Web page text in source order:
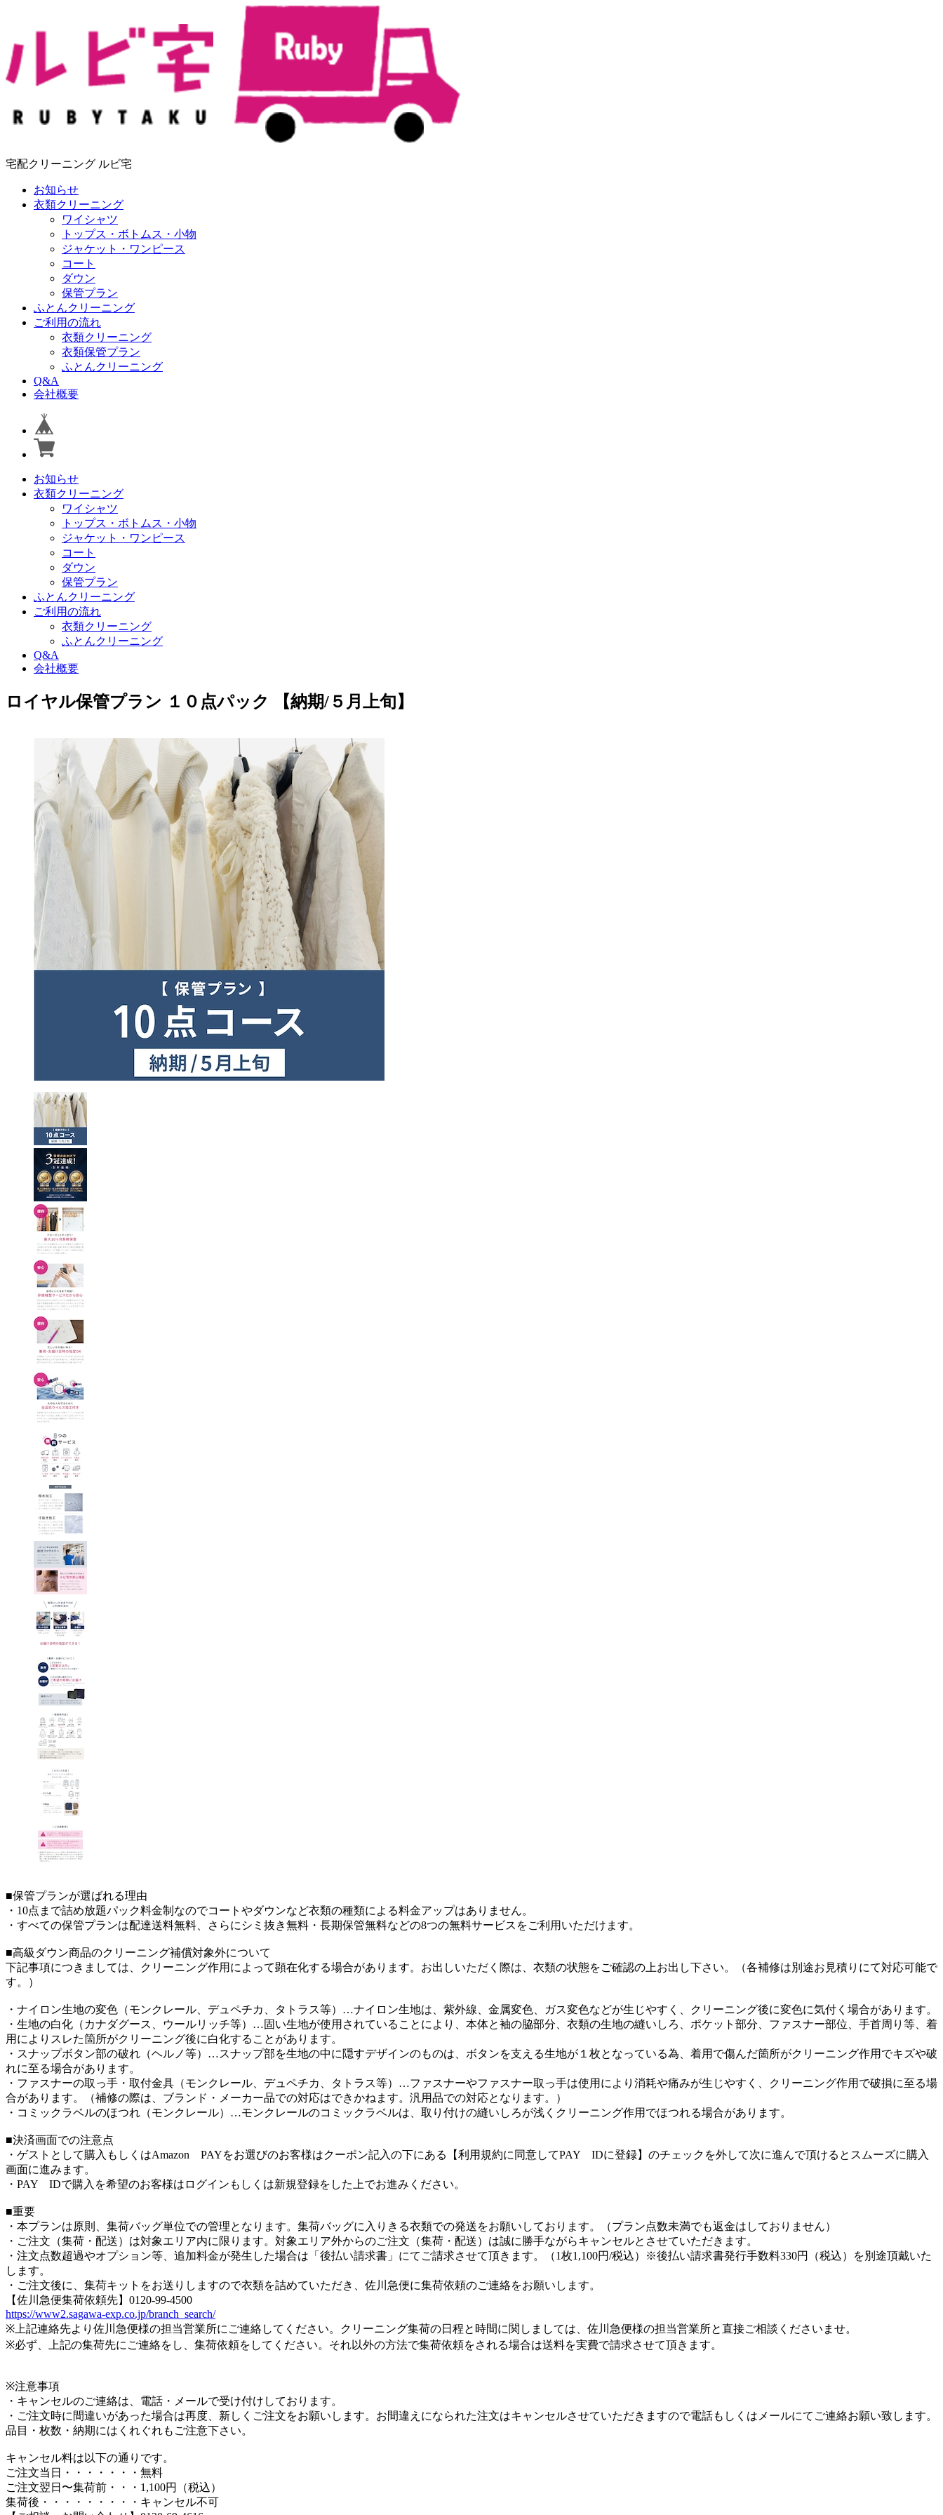
宅配クリーニング ルビ宅
お知らせ
衣類クリーニング
ワイシャツ
トップス・ボトムス・小物
ジャケット・ワンピース
コート
ダウン
保管プラン
ふとんクリーニング
ご利用の流れ
衣類クリーニング
衣類保管プラン
ふとんクリーニング
Q&A
会社概要
お知らせ
衣類クリーニング
ワイシャツ
トップス・ボトムス・小物
ジャケット・ワンピース
コート
ダウン
保管プラン
ふとんクリーニング
ご利用の流れ
衣類クリーニング
ふとんクリーニング
Q&A
会社概要
ロイヤル保管プラン １０点パック 【納期/５月上旬】
■保管プランが選ばれる理由
・10点まで詰め放題パック料金制なのでコートやダウンなど衣類の種類による料金アップはありません。
・すべての保管プランは配達送料無料、さらにシミ抜き無料・長期保管無料などの8つの無料サービスをご利用いただけます。
■高級ダウン商品のクリーニング補償対象外について
下記事項につきましては、クリーニング作用によって顕在化する場合があります。お出しいただく際は、衣類の状態をご確認の上お出し下さい。（各補修は別途お見積りにて対応可能で
す。）
・ナイロン生地の変色（モンクレール、デュペチカ、タトラス等）…ナイロン生地は、紫外線、金属変色、ガス変色などが生じやすく、クリーニング後に変色に気付く場合があります。
・生地の白化（カナダグース、ウールリッチ等）…固い生地が使用されていることにより、本体と袖の脇部分、衣類の生地の縫いしろ、ポケット部分、ファスナー部位、手首周り等、着
用によりスレた箇所がクリーニング後に白化することがあります。
・スナップボタン部の破れ（ヘルノ等）…スナップ部を生地の中に隠すデザインのものは、ボタンを支える生地が１枚となっている為、着用で傷んだ箇所がクリーニング作用でキズや破
れに至る場合があります。
・ファスナーの取っ手・取付金具（モンクレール、デュペチカ、タトラス等）…ファスナーやファスナー取っ手は使用により消耗や痛みが生じやすく、クリーニング作用で破損に至る場
合があります。（補修の際は、ブランド・メーカー品での対応はできかねます。汎用品での対応となります。）
・コミックラベルのほつれ（モンクレール）…モンクレールのコミックラベルは、取り付けの縫いしろが浅くクリーニング作用でほつれる場合があります。
■決済画面での注意点
・ゲストとして購入もしくはAmazon PAYをお選びのお客様はクーポン記入の下にある【利用規約に同意してPAY IDに登録】のチェックを外して次に進んで頂けるとスムーズに購入
画面に進みます。
・PAY IDで購入を希望のお客様はログインもしくは新規登録をした上でお進みください。
■重要
・本プランは原則、集荷バッグ単位での管理となります。集荷バッグに入りきる衣類での発送をお願いしております。（プラン点数未満でも返金はしておりません）
・ご注文（集荷・配送）は対象エリア内に限ります。対象エリア外からのご注文（集荷・配送）は誠に勝手ながらキャンセルとさせていただきます。
・注文点数超過やオプション等、追加料金が発生した場合は「後払い請求書」にてご請求させて頂きます。（1枚1,100円/税込）※後払い請求書発行手数料330円（税込）を別途頂戴いた
します。
・ご注文後に、集荷キットをお送りしますので衣類を詰めていただき、佐川急便に集荷依頼のご連絡をお願いします。
【佐川急便集荷依頼先】0120-99-4500
https://www2.sagawa-exp.co.jp/branch_search/
※上記連絡先より佐川急便様の担当営業所にご連絡してください。クリーニング集荷の日程と時間に関しましては、佐川急便様の担当営業所と直接ご相談くださいませ。
※必ず、上記の集荷先にご連絡をし、集荷依頼をしてください。それ以外の方法で集荷依頼をされる場合は送料を実費で請求させて頂きます。
※注意事項
・キャンセルのご連絡は、電話・メールで受け付けしております。
・ご注文時に間違いがあった場合は再度、新しくご注文をお願いします。お間違えになられた注文はキャンセルさせていただきますので電話もしくはメールにてご連絡お願い致します。
品目・枚数・納期にはくれぐれもご注意下さい。
キャンセル料は以下の通りです。
ご注文当日・・・・・・・無料
ご注文翌日〜集荷前・・・1,100円（税込）
集荷後・・・・・・・・・キャンセル不可